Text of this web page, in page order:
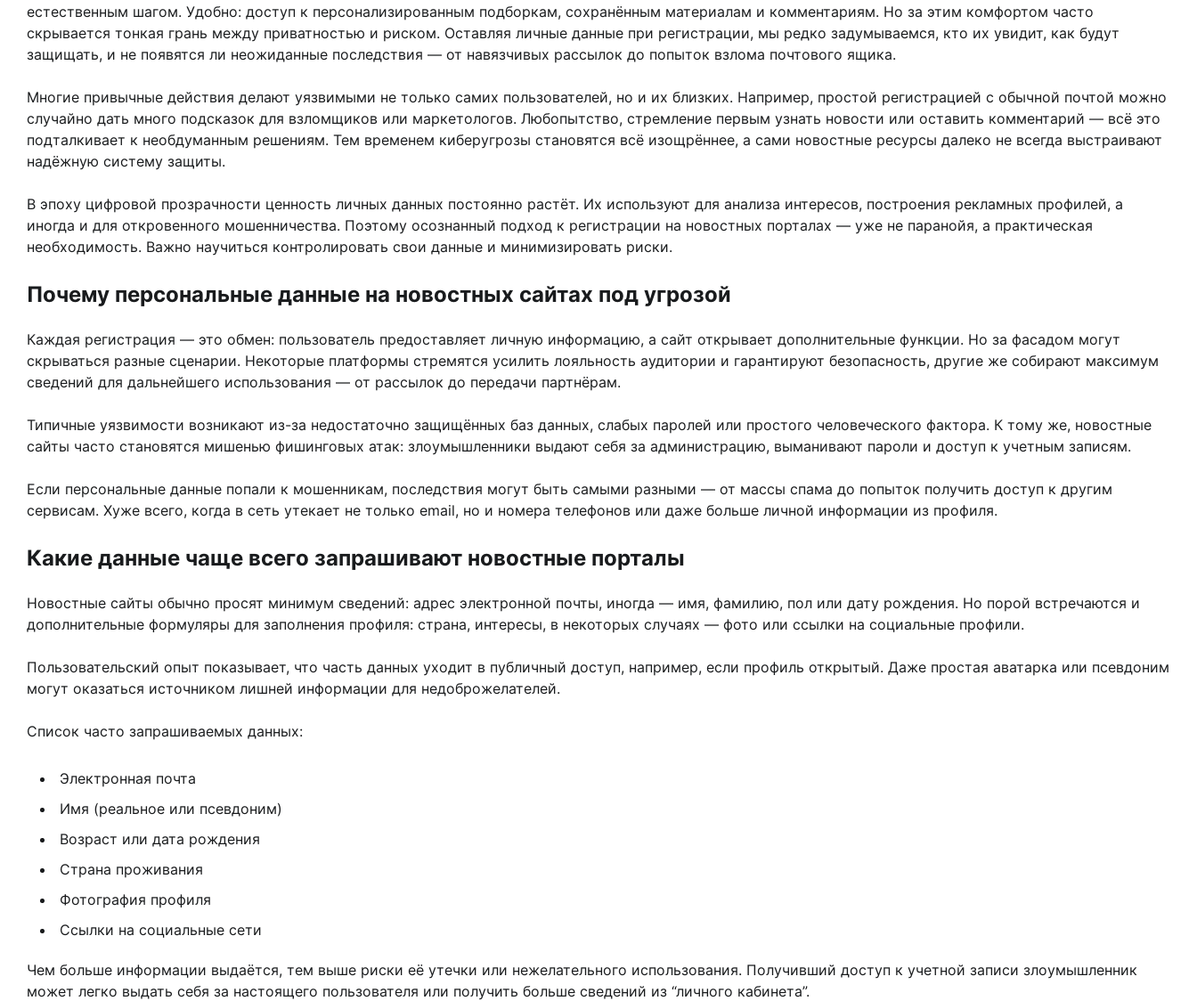
естественным шагом. Удобно: доступ к персонализированным подборкам, сохранённым материалам и комментариям. Но за этим комфортом часто
скрывается тонкая грань между приватностью и риском. Оставляя личные данные при регистрации, мы редко задумываемся, кто их увидит, как будут
защищать, и не появятся ли неожиданные последствия — от навязчивых рассылок до попыток взлома почтового ящика.
Многие привычные действия делают уязвимыми не только самих пользователей, но и их близких. Например, простой регистрацией с обычной почтой можно
случайно дать много подсказок для взломщиков или маркетологов. Любопытство, стремление первым узнать новости или оставить комментарий — всё это
подталкивает к необдуманным решениям. Тем временем киберугрозы становятся всё изощрённее, а сами новостные ресурсы далеко не всегда выстраивают
надёжную систему защиты.
В эпоху цифровой прозрачности ценность личных данных постоянно растёт. Их используют для анализа интересов, построения рекламных профилей, а
иногда и для откровенного мошенничества. Поэтому осознанный подход к регистрации на новостных порталах — уже не паранойя, а практическая
необходимость. Важно научиться контролировать свои данные и минимизировать риски.
Почему персональные данные на новостных сайтах под угрозой
Каждая регистрация — это обмен: пользователь предоставляет личную информацию, а сайт открывает дополнительные функции. Но за фасадом могут
скрываться разные сценарии. Некоторые платформы стремятся усилить лояльность аудитории и гарантируют безопасность, другие же собирают максимум
сведений для дальнейшего использования — от рассылок до передачи партнёрам.
Типичные уязвимости возникают из-за недостаточно защищённых баз данных, слабых паролей или простого человеческого фактора. К тому же, новостные
сайты часто становятся мишенью фишинговых атак: злоумышленники выдают себя за администрацию, выманивают пароли и доступ к учетным записям.
Если персональные данные попали к мошенникам, последствия могут быть самыми разными — от массы спама до попыток получить доступ к другим
сервисам. Хуже всего, когда в сеть утекает не только email, но и номера телефонов или даже больше личной информации из профиля.
Какие данные чаще всего запрашивают новостные порталы
Новостные сайты обычно просят минимум сведений: адрес электронной почты, иногда — имя, фамилию, пол или дату рождения. Но порой встречаются и
дополнительные формуляры для заполнения профиля: страна, интересы, в некоторых случаях — фото или ссылки на социальные профили.
Пользовательский опыт показывает, что часть данных уходит в публичный доступ, например, если профиль открытый. Даже простая аватарка или псевдоним
могут оказаться источником лишней информации для недоброжелателей.
Список часто запрашиваемых данных:
Электронная почта
Имя (реальное или псевдоним)
Возраст или дата рождения
Страна проживания
Фотография профиля
Ссылки на социальные сети
Чем больше информации выдаётся, тем выше риски её утечки или нежелательного использования. Получивший доступ к учетной записи злоумышленник
может легко выдать себя за настоящего пользователя или получить больше сведений из “личного кабинета”.